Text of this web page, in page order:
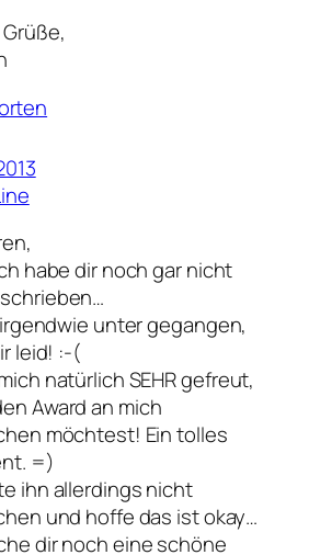
habe dir noch gar nicht
unter gegangen,
leid! :-(
natürlich SEHR gefreut,
Award an mich
möchtest! Ein tolles
=)
ihn allerdings nicht
und hoffe das ist okay…
dir noch eine schöne